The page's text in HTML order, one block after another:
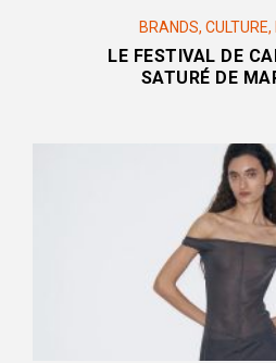
BRANDS, CULTURE,
LE FESTIVAL DE
SATURÉ DE